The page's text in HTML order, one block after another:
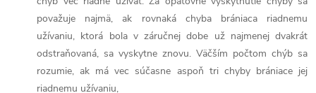
považuje najmä, ak rovnaká chyba brániaca riadnemu
užívaniu, ktorá bola v záručnej dobe už najmenej dvakrát
odstraňovaná, sa vyskytne znovu. Väčším počtom chýb sa
rozumie, ak má vec súčasne aspoň tri chyby brániace jej
riadnemu užívaniu,